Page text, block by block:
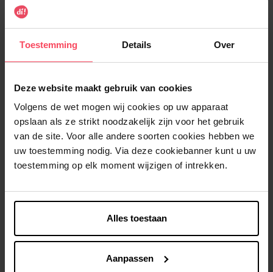
Toestemming Details Over
Deze website maakt gebruik van cookies
Volgens de wet mogen wij cookies op uw apparaat
opslaan als ze strikt noodzakelijk zijn voor het gebruik
van de site. Voor alle andere soorten cookies hebben we
uw toestemming nodig. Via deze cookiebanner kunt u uw
toestemming op elk moment wijzigen of intrekken.
Alles toestaan
Aanpassen
Selecteer de productkenmerken
In winkelmandje
Gratis levering bij aankoop van min. 35€.
Gratis retour in je winkelpunt
Verzending binnen 24u
Beschrijving
Gebruiksadvies